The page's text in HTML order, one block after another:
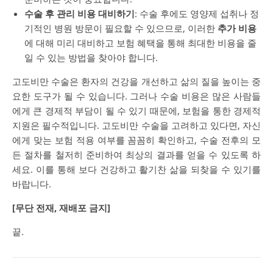
수술 후 관리 비용 대비하기: 수술 후에도 영양제 섭취나 정
기적인 병원 방문이 필요할 수 있으므로, 이러한 추가 비용
에 대해 미리 대비하고 보험 혜택을 통해 최대한 비용을 줄
일 수 있는 방법을 찾아야 합니다.
고도비만 수술은 환자의 건강을 개선하고 삶의 질을 높이는 중
요한 도구가 될 수 있습니다. 그러나 수술 비용은 많은 사람들
에게 큰 경제적 부담이 될 수 있기 때문에, 보험을 통한 경제적
지원은 필수적입니다. 고도비만 수술을 고려하고 있다면, 자신
에게 맞는 보험 적용 여부를 꼼꼼히 확인하고, 수술 전후의 모
든 절차를 철저히 준비하여 최상의 결과를 얻을 수 있도록 하
세요. 이를 통해 보다 건강하고 활기찬 삶을 되찾을 수 있기를
바랍니다.
[무단 전재, 재배포 금지]
끝.